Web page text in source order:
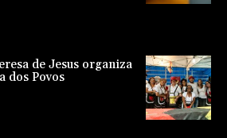
de Jesus organiza
dos Povos